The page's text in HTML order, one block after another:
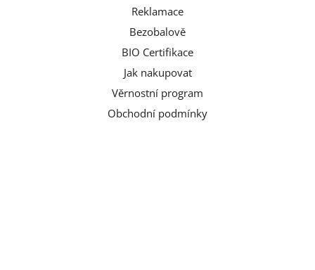
Reklamace
Bezobalově
BIO Certifikace
Jak nakupovat
Věrnostní program
Obchodní podmínky